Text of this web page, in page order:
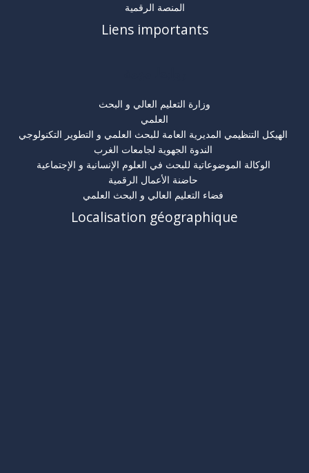
المنصة الرقمية
Liens importants
وزارة التعليم العالي و البحث
العلمي
الهيكل التنظيمي المديرية العامة للبحث العلمي و التطوير التكنولوجي
الندوة الجهوية لجامعات الغرب
الوكالة الموضوعاتية للبحث في العلوم الإنسانية و الإجتماعية
حاضنة الأعمال الرقمية
فضاء التعليم العالي و البحث العلمي
Localisation géographique